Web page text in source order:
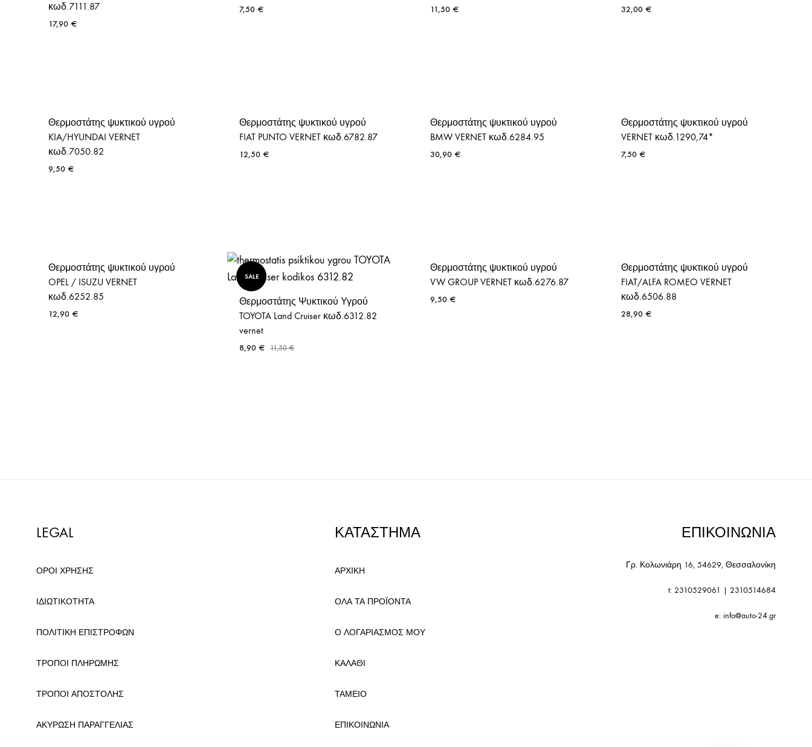
κωδ.7111.87
17,90 €
7,50 € 11,50 € 32,00 €
Θερμοστάτης ψυκτικού υγρού
KIA/HYUNDAI VERNET
κωδ.7050.82
9,50 €
Θερμοστάτης ψυκτικού υγρού
FIAT PUNTO VERNET κωδ.6782.87
12,50 €
Θερμοστάτης ψυκτικού υγρού
BMW VERNET κωδ.6284.95
30,90 €
Θερμοστάτης ψυκτικού υγρού
VERNET κωδ.1290,74*
7,50 €
Θερμοστάτης ψυκτικού υγρού
OPEL / ISUZU VERNET
κωδ.6252.85
12,90 €
SALE
Θερμοστάτης Ψυκτικού Υγρού
TOYOTA Land Cruiser κωδ.6312.82
vernet
8,90 € 11,50€
Θερμοστάτης ψυκτικού υγρού
VW GROUP VERNET κωδ.6276.87
9,50 €
Θερμοστάτης ψυκτικού υγρού
FIAT/ALFA ROMEO VERNET
κωδ.6506.88
28,90 €
LEGAL
ΟΡΟΙ ΧΡΗΣΗΣ
ΙΔΙΩΤΙΚΟΤΗΤΑ
ΠΟΛΙΤΙΚΗ ΕΠΙΣΤΡΟΦΩΝ
ΤΡΟΠΟΙ ΠΛΗΡΩΜΗΣ
ΤΡΟΠΟΙ ΑΠΟΣΤΟΛΗΣ
ΑΚΥΡΩΣΗ ΠΑΡΑΓΓΕΛΙΑΣ
ΚΑΤΑΣΤΗΜΑ
ΑΡΧΙΚΗ
ΟΛΑ ΤΑ ΠΡΟΪΟΝΤΑ
Ο ΛΟΓΑΡΙΑΣΜΟΣ ΜΟΥ
ΚΑΛΑΘΙ
ΤΑΜΕΙΟ
ΕΠΙΚΟΙΝΩΝΙΑ
ΕΠΙΚΟΙΝΩΝΙΑ
Γρ. Κολωνιάρη 16, 54629, Θεσσαλονίκη
t: 2310529061 | 2310514684
e: info@auto-24.gr